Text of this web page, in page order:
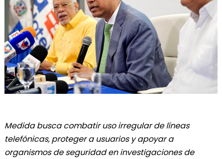
Medida busca combatir uso irregular de líneas
telefónicas, proteger a usuarios y apoyar a
organismos de seguridad en investigaciones de